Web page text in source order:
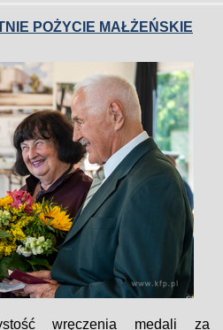
POŻYCIE MAŁŻEŃSKIE
wręczenia medali za